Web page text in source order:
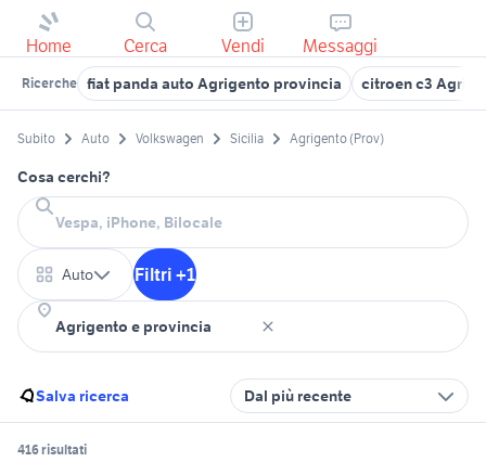
Home Cerca Vendi Messaggi
Ricerche fiat panda auto Agrigento provincia citroen c3
Subito Auto Volkswagen Sicilia Agrigento (Prov)
Cosa cerchi?
Auto Filtri +1
Salva ricerca Dal più recente
416 risultati